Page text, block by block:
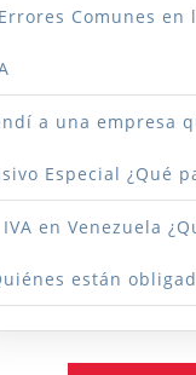
Comunes en
a una empresa
Especial ¿Qué
IVA en Venezuela
están